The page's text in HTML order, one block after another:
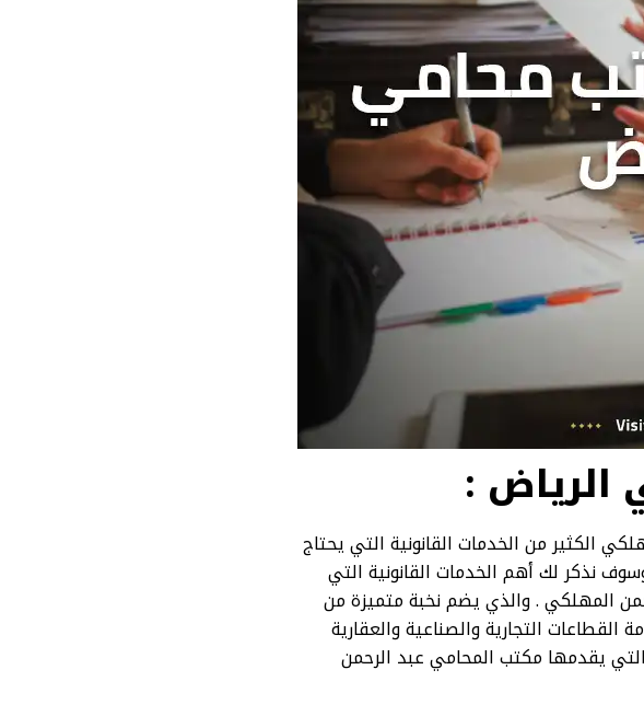
:
الكثير من الخدمات القانونية التي يحتاج
نذكر لك أهم الخدمات القانونية التي
المهلكي . والذي يضم نخبة متميزة من
القطاعات التجارية والصناعية والعقارية
يقدمها مكتب المحامي عبد الرحمن